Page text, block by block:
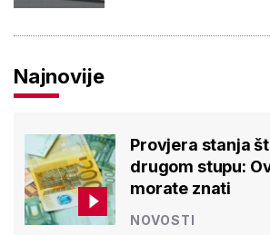
Najnovije
Provjera stanja
drugom stupu:
morate znati
NOVOSTI